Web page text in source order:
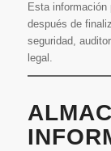
Esta
después de
seguridad,
legal.